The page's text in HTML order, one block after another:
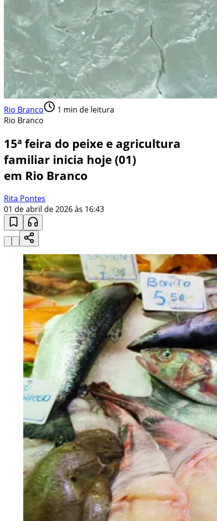
Rio Branco 1 min de leitura
Rio Branco
15ª feira do peixe e agricultura
familiar inicia hoje (01)
em Rio Branco
Rita Pontes
01 de abril de 2026 às 16:43